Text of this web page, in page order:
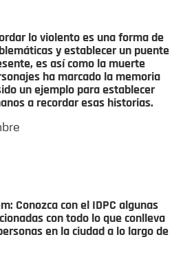
lo violento es una forma de
y establecer un puente
es así como la muerte
ha marcado la memoria
un ejemplo para establecer
a recordar esas historias.
Conozca con el IDPC algunas
con todo lo que conlleva
en la ciudad a lo largo de